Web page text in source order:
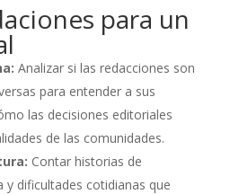
para un
Analizar si las redacciones son
para entender a sus
las decisiones editoriales
de las comunidades.
Contar historias de
y dificultades cotidianas que